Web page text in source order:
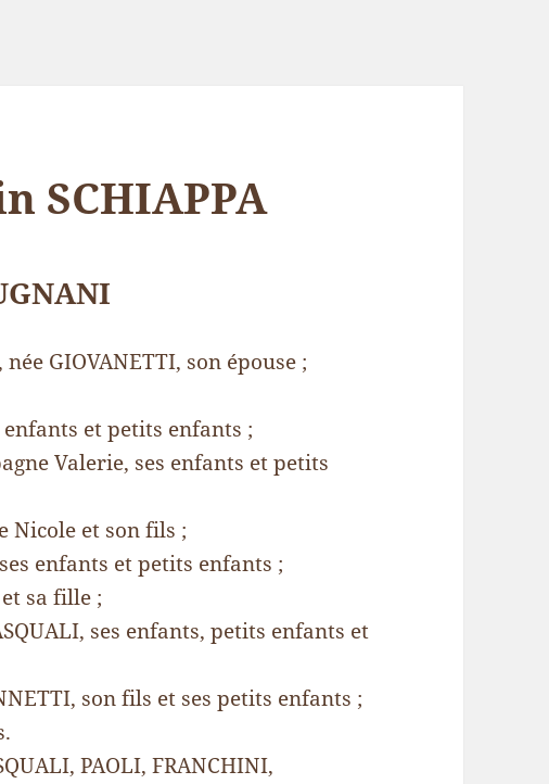
SCHIAPPA
GIOVANETTI, son épouse ;
enfants et petits enfants ;
Valerie, ses enfants et petits
Nicole et son fils ;
enfants et petits enfants ;
sa fille ;
ses enfants, petits enfants et
son fils et ses petits enfants ;
PAOLI, FRANCHINI,